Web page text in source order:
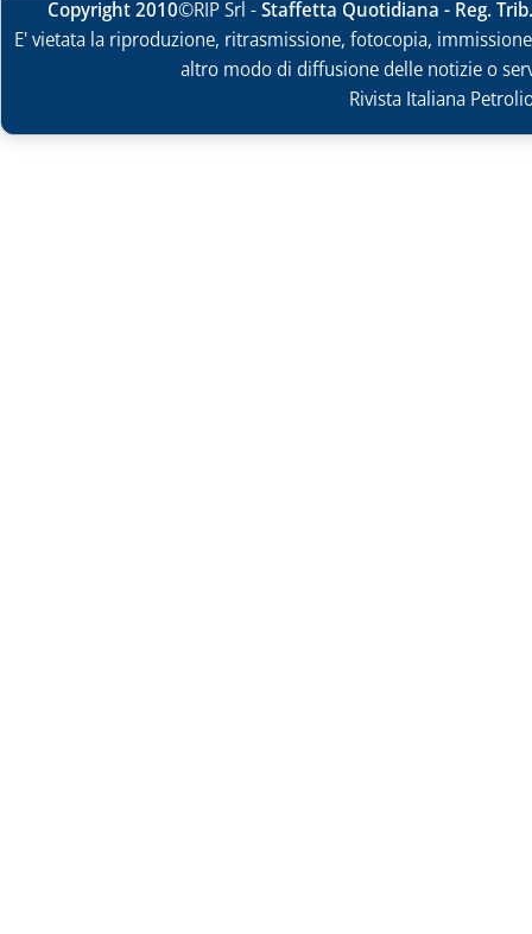
Copyright 2010©RIP Srl -Staffetta Quotidiana - Reg.
E' vietata la riproduzione, ritrasmissione, fotocopia,
altro modo di diffusione delle notizie o
Rivista Italiana